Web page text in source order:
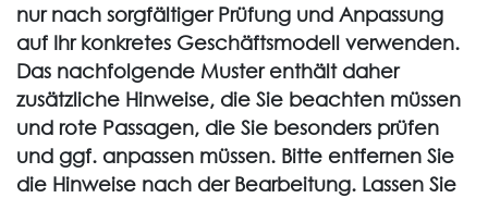
nur nach sorgfältiger Prüfung und Anpassung
auf Ihr konkretes Geschäftsmodell verwenden.
Das nachfolgende Muster enthält daher
zusätzliche Hinweise, die Sie beachten müssen
und rote Passagen, die Sie besonders prüfen
und ggf. anpassen müssen. Bitte entfernen Sie
die Hinweise nach der Bearbeitung. Lassen Sie